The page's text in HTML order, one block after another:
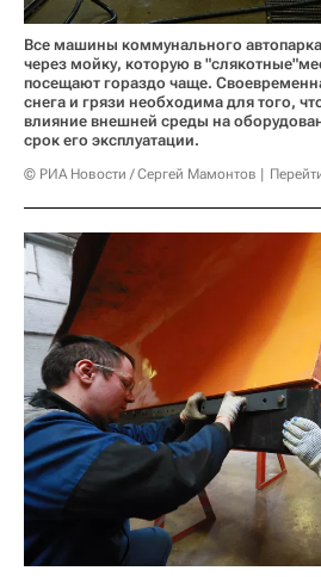
Все машины коммунального
через мойку, которую в
посещают гораздо чаще.
снега и грязи необходима для того,
влияние внешней среды на
срок его эксплуатации.
© РИА Новости / Сергей Мамонтов